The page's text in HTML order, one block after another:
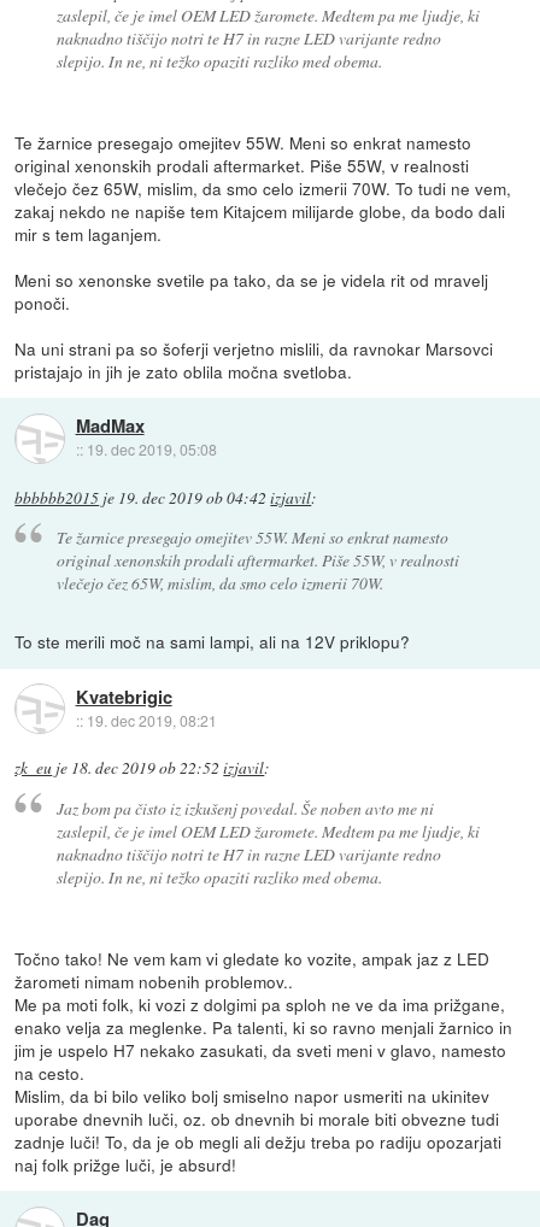
zaslepil, če je imel OEM LED žaromete. Medtem pa me ljudje, ki
naknadno tiščijo notri te H7 in razne LED varijante redno
slepijo. In ne, ni težko opaziti razliko med obema.
Te žarnice presegajo omejitev 55W. Meni so enkrat namesto
original xenonskih prodali aftermarket. Piše 55W, v realnosti
vlečejo čez 65W, mislim, da smo celo izmerii 70W. To tudi ne vem,
zakaj nekdo ne napiše tem Kitajcem milijarde globe, da bodo dali
mir s tem laganjem.
Meni so xenonske svetile pa tako, da se je videla rit od mravelj
ponoči.
Na uni strani pa so šoferji verjetno mislili, da ravnokar Marsovci
pristajajo in jih je zato oblila močna svetloba.
MadMax
:: 19. dec 2019, 05:08
bbbbbb2015 je 19. dec 2019 ob 04:42 izjavil:
Te žarnice presegajo omejitev 55W. Meni so enkrat namesto
original xenonskih prodali aftermarket. Piše 55W, v realnosti
vlečejo čez 65W, mislim, da smo celo izmerii 70W.
To ste merili moč na sami lampi, ali na 12V priklopu?
Kvatebrigic
:: 19. dec 2019, 08:21
zk_eu je 18. dec 2019 ob 22:52 izjavil:
Jaz bom pa čisto iz izkušenj povedal. Še noben avto me ni
zaslepil, če je imel OEM LED žaromete. Medtem pa me ljudje, ki
naknadno tiščijo notri te H7 in razne LED varijante redno
slepijo. In ne, ni težko opaziti razliko med obema.
Točno tako! Ne vem kam vi gledate ko vozite, ampak jaz z LED
žarometi nimam nobenih problemov..
Me pa moti folk, ki vozi z dolgimi pa sploh ne ve da ima prižgane,
enako velja za meglenke. Pa talenti, ki so ravno menjali žarnico in
jim je uspelo H7 nekako zasukati, da sveti meni v glavo, namesto
na cesto.
Mislim, da bi bilo veliko bolj smiselno napor usmeriti na ukinitev
uporabe dnevnih luči, oz. ob dnevnih bi morale biti obvezne tudi
zadnje luči! To, da je ob megli ali dežju treba po radiju opozarjati
naj folk prižge luči, je absurd!
Dag